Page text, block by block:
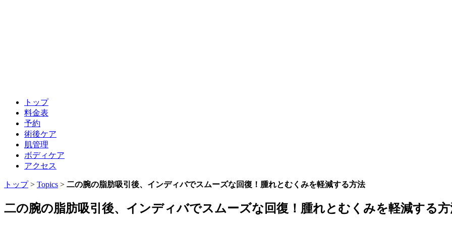
トップ
料金表
予約
術後ケア
肌管理
ボディケア
アクセス
トップ> Topics > 二の腕の脂肪吸引後、インディバでスムーズな回復！腫れとむくみを軽減する方法
二の腕の脂肪吸引後、インディバでスムーズな回復！腫れとむくみを軽減する